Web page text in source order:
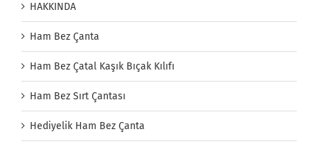
HAKKINDA
Ham Bez Çanta
Ham Bez Çatal Kaşık Bıçak Kılıfı
Ham Bez Sırt Çantası
Hediyelik Ham Bez Çanta